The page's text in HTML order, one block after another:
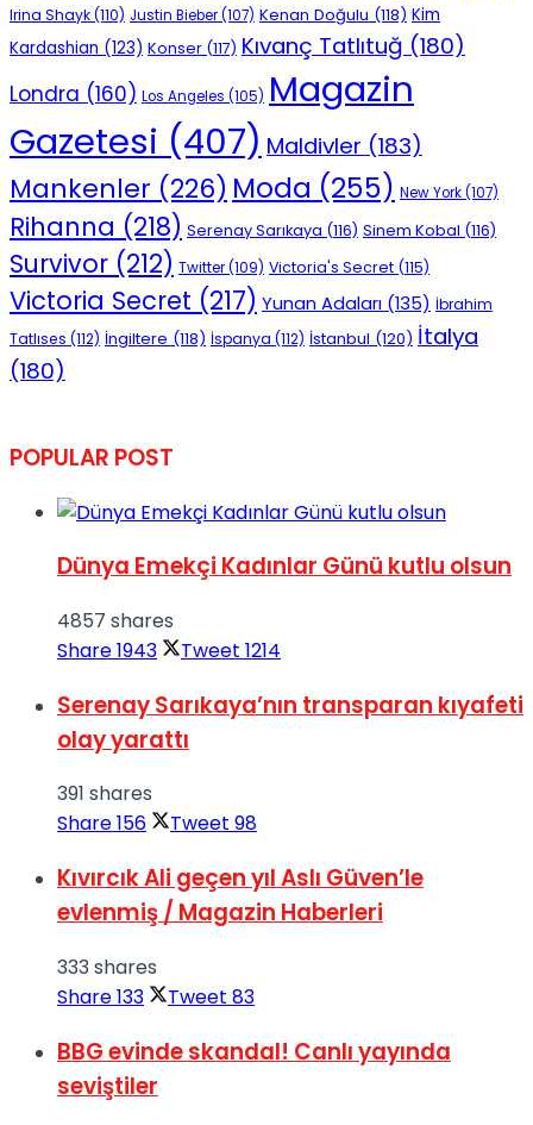
Irina Shayk(110) Justin Bieber(107) Kenan Doğulu (118) Kim
Kardashian (123) Konser (117) Kıvanç Tatlıtuğ (180)
Londra (160) Los Angeles (105) Magazin
Gazetesi (407) Maldivler (183)
Mankenler (226) Moda (255) New York(107)
Rihanna (218) Serenay Sarıkaya (116) Sinem Kobal (116)
Survivor (212) Twitter(109) Victoria's Secret (115)
Victoria Secret (217) Yunan Adaları (135) İbrahim
Tatlıses (112) İngiltere (118) İspanya (112) İstanbul (120) İtalya
(180)
POPULAR POST
Dünya Emekçi Kadınlar Günü kutlu olsun
4857 shares
Share1943 Tweet 1214
Serenay Sarıkaya’nın transparan kıyafeti
olay yarattı
391 shares
Share156 Tweet 98
Kıvırcık Ali geçen yıl Aslı Güven’le
evlenmiş / Magazin Haberleri
333 shares
Share133 Tweet 83
BBG evinde skandal! Canlı yayında
seviştiler